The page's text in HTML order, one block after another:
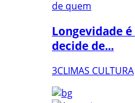
Longevidade é
decide de...
3CLIMAS CULTURA